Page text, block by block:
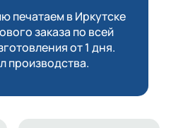
печатаем в Иркутске
заказа по всей
от 1 дня.
производства.